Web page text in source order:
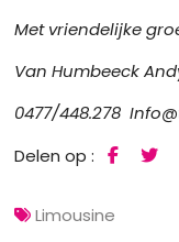
Met vriendelijke
Van Humbeeck
0477/448.278
Delen op :
Limousine